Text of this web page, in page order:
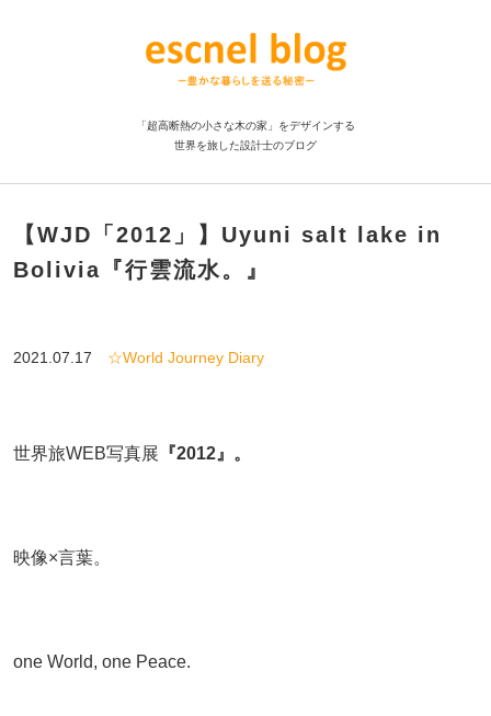
「超高断熱の小さな木の家」をデザインする
世界を旅した設計士のブログ
【WJD「2012」】Uyuni salt lake in
Bolivia『行雲流水。』
2021.07.17 ☆World Journey Diary
世界旅WEB写真展 『2012』。
映像×言葉。
one World, one Peace.